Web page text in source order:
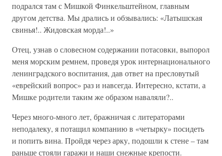
подрался там с Мишкой Финкельштейном, главным
другом детства. Мы дрались и обзывались: «Латышская
свинья!.. Жидовская морда!..»
Отец, узнав о словесном содержании потасовки, выпорол
меня морским ремнем, проведя урок интернационального
ленинградского воспитания, дав ответ на пресловутый
«еврейский вопрос» раз и навсегда. Интересно, кстати, а
Мишке родители таким же образом наваляли?..
Через много-много лет, бражничая с литераторами
неподалеку, я потащил компанию в «четырку» посидеть
и попить вина. Пройдя через арку, подошли к стене – там
раньше стояли гаражи и наши снежные крепости.